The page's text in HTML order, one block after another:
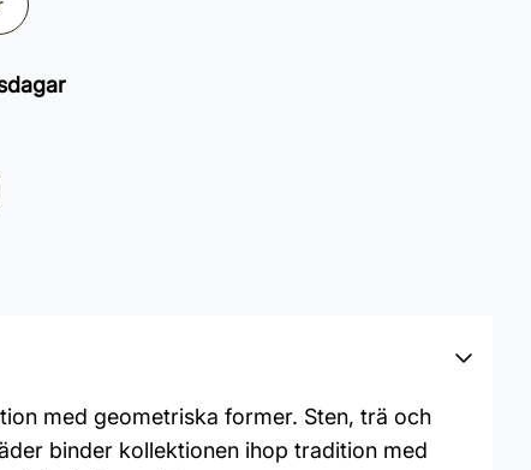
med geometriska former. Sten, trä och
binder kollektionen ihop tradition med